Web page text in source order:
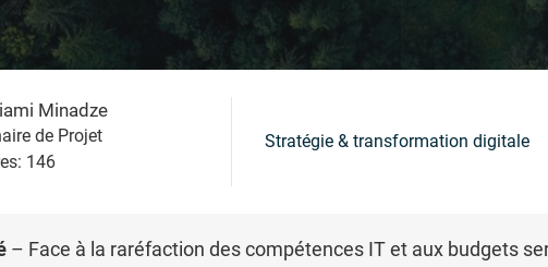
Minadze
de Projet
146
Stratégie & transformation digitale
– Face à la raréfaction des compétences IT et aux budgets